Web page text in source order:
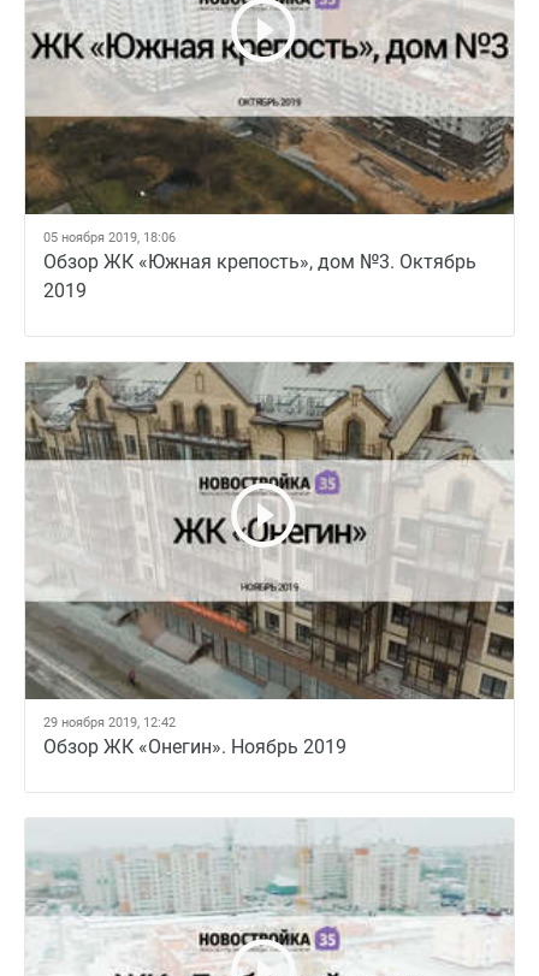
05 ноября 2019, 18:06
Обзор ЖК «Южная крепость», дом №3. Октябрь
2019
29 ноября 2019, 12:42
Обзор ЖК «Онегин». Ноябрь 2019